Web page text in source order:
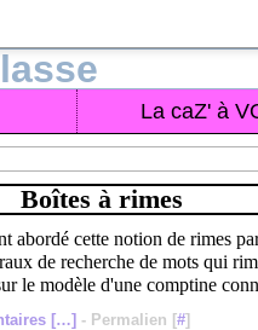
La caZ' à
Boîtes à rimes
abordé cette notion de rimes
de recherche de mots qui
le modèle d'une comptine
[…] - Permalien [#]